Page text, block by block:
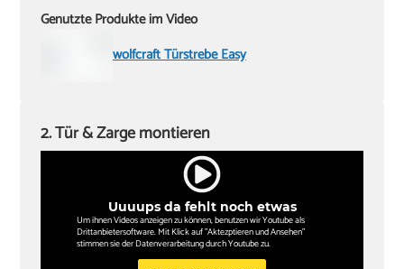
Genutzte Produkte im Video
wolfcraft Türstrebe Easy
Uuuups da fehlt noch etwas
Um ihnen Videos anzeigen zu können, benutzen wir Youtube als
Drittanbietersoftware. Mit Klick auf "Aktezptieren und Ansehen"
stimmen sie der Datenverarbeitung durch Youtube zu.
2. Tür & Zarge montieren